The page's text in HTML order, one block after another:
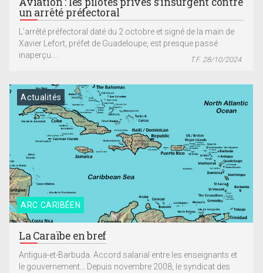
un arrêté préfectoral
L’arrêté préfectoral daté du 2 octobre et signé de la main de
Xavier Lefort, préfet de Guadeloupe, est presque passé
inaperçu....
T.F. 28/10/2024
ARC CARIBÉEN
Actualités
La Caraïbe en bref
Antigua-et-Barbuda. Accord salarial entre les enseignants et
le gouvernement… Depuis novembre 2008, le syndicat des